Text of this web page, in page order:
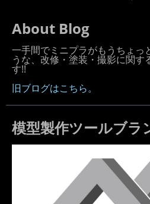
About Blog
一手間でミニプラがもうちょっ
うな、改修・塗装・撮影に関す
す!!
旧ブログはこちら。
模型製作ツールブラ